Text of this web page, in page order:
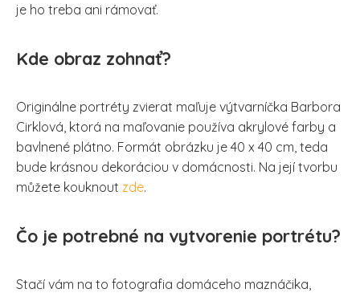
je ho treba ani rámovať.
Kde obraz zohnať?
Originálne portréty zvierat maľuje výtvarníčka Barbora
Cirklová, ktorá na maľovanie používa akrylové farby a
bavlnené plátno. Formát obrázku je 40 x 40 cm, teda
bude krásnou dekoráciou v domácnosti. Na její tvorbu
můžete kouknout zde.
Čo je potrebné na vytvorenie portrétu?
Stačí vám na to fotografia domáceho maznáčika,